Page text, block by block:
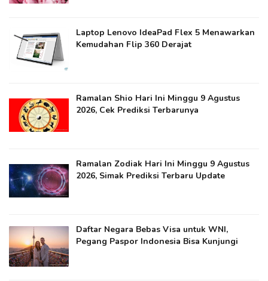
Laptop Lenovo IdeaPad Flex 5 Menawarkan
Kemudahan Flip 360 Derajat
Ramalan Shio Hari Ini Minggu 9 Agustus
2026, Cek Prediksi Terbarunya
Ramalan Zodiak Hari Ini Minggu 9 Agustus
2026, Simak Prediksi Terbaru Update
Daftar Negara Bebas Visa untuk WNI,
Pegang Paspor Indonesia Bisa Kunjungi